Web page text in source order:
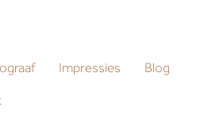
Impressies Blog